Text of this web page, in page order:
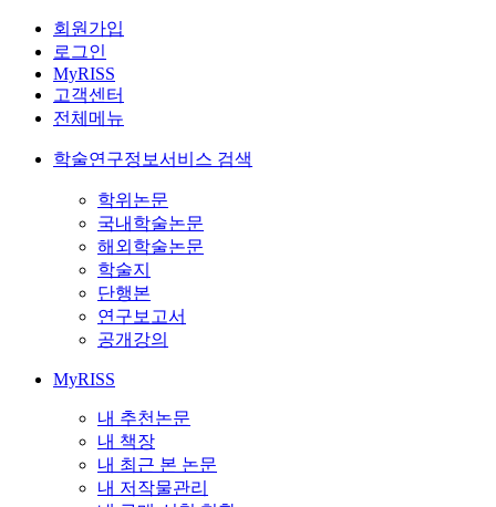
회원가입
로그인
MyRISS
고객센터
전체메뉴
학술연구정보서비스 검색
학위논문
국내학술논문
해외학술논문
학술지
단행본
연구보고서
공개강의
MyRISS
내 추천논문
내 책장
내 최근 본 논문
내 저작물관리